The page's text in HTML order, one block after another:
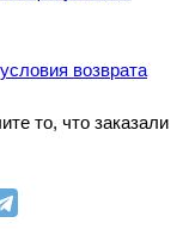
возврата
то, что заказали